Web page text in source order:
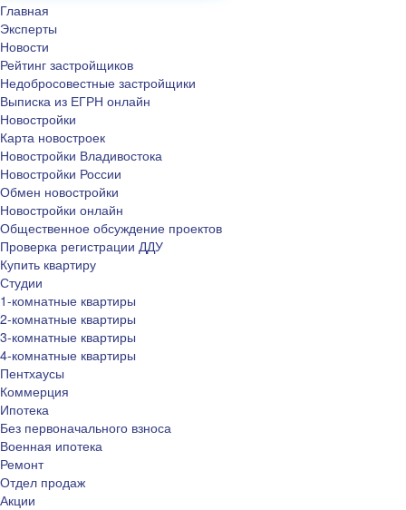
Главная
Эксперты
Новости
Рейтинг застройщиков
Недобросовестные застройщики
Выписка из ЕГРН онлайн
Новостройки
Карта новостроек
Новостройки Владивостока
Новостройки России
Обмен новостройки
Новостройки онлайн
Общественное обсуждение проектов
Проверка регистрации ДДУ
Купить квартиру
Студии
1-комнатные квартиры
2-комнатные квартиры
3-комнатные квартиры
4-комнатные квартиры
Пентхаусы
Коммерция
Ипотека
Без первоначального взноса
Военная ипотека
Ремонт
Отдел продаж
Акции